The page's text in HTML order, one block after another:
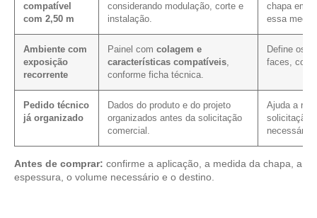
compatível
com 2,50 m
considerando modulação, corte e
instalação.
chapa em
essa
Ambiente com
exposição
recorrente
Painel com colagem e
características compatíveis
conforme ficha técnica.
Define os
faces,
Pedido técnico
já organizado
Dados do produto e do projeto
organizados antes da solicitação
comercial.
Ajuda a
solicitação,
necessário.
Antes de comprar: confirme a aplicação, a medida da chapa, a
espessura, o volume necessário e o destino.